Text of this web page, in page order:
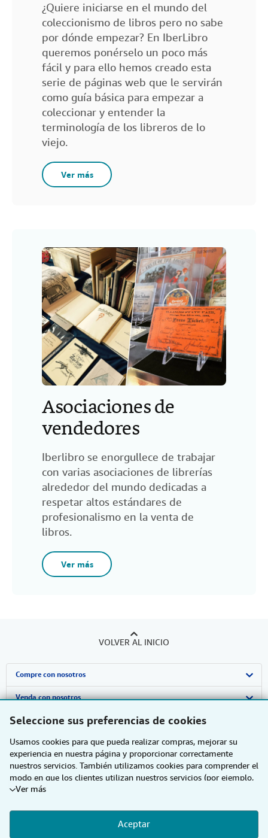
Seleccione sus preferencias de cookies
Usamos cookies para que pueda realizar compras, mejorar su
experiencia en nuestra página y proporcionar correctamente
nuestros servicios. También utilizamos cookies para comprender el
modo en que los clientes utilizan nuestros servicios (por ejemplo,
midiendo las visitas al sitio) y así poder realizar mejoras. Si está
contenido relevante en los anuncios y medir el rendimiento de los
mismos. Elija Rechazar si noestá de acuerdo o Personalizar para
Ver más
Aceptar
¿Quiere iniciarse en el mundo del
coleccionismo de libros pero no sabe
por dónde empezar? En IberLibro
queremos ponérselo un poco más
fácil y para ello hemos creado esta
serie de páginas web que le servirán
como guía básica para empezar a
coleccionar y entender la
terminología de los libreros de lo
viejo.
Ver más
Asociaciones de
vendedores
Iberlibro se enorgullece de trabajar
con varias asociaciones de librerías
alrededor del mundo dedicadas a
respetar altos estándares de
profesionalismo en la venta de
libros.
Ver más
VOLVER AL INICIO
Compre con nosotros
Búsqueda avanzada
Colecciones
Mi cuenta
Mis pedidos
Ver carrito
Venda con nosotros
Comenzar a vender
Únase a nuestro programa de afiliados
Recomiende un vendedor
Sobre nosotros
Sobre IberLibro
Medios
Empleo
Política de Privacidad
Obtener Ayuda
Preguntas frecuentes y guías
Atención al Cliente
Otras compañías de AbeBooks
AbeBooks.com
AbeBooks.co.uk
Siga a IberLibro